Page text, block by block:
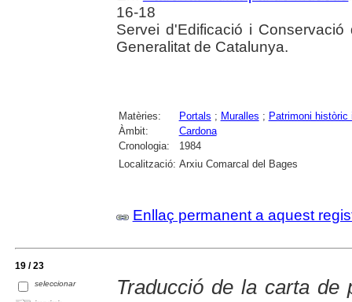
16-18
Servei d'Edificació i
Generalitat de Catalunya.
Matèries: Portals ; Muralles ; Patrimoni
Àmbit:
Cardona
Cronologia:
1984
Localització: Arxiu Comarcal del Bages
Enllaç permanent a aquest
19 / 23
seleccionar
Traducció de la carta de